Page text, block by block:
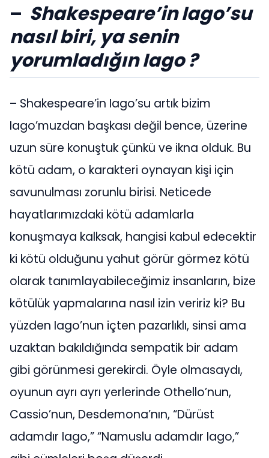
– Shakespeare’in Iago’su
nasıl biri, ya senin
yorumladığın Iago ?
– Shakespeare’in Iago’su artık bizim
Iago’muzdan başkası değil bence, üzerine
uzun süre konuştuk çünkü ve ikna olduk. Bu
kötü adam, o karakteri oynayan kişi için
savunulması zorunlu birisi. Neticede
hayatlarımızdaki kötü adamlarla
konuşmaya kalksak, hangisi kabul edecektir
ki kötü olduğunu yahut görür görmez kötü
olarak tanımlayabileceğimiz insanların, bize
kötülük yapmalarına nasıl izin veririz ki? Bu
yüzden Iago’nun içten pazarlıklı, sinsi ama
uzaktan bakıldığında sempatik bir adam
gibi görünmesi gerekirdi. Öyle olmasaydı,
oyunun ayrı ayrı yerlerinde Othello’nun,
Cassio’nun, Desdemona’nın, “Dürüst
adamdır Iago,” “Namuslu adamdır Iago,”